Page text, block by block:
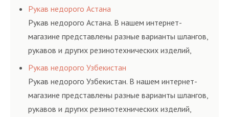
соответствующих ГОСТам, техническим условиям
и нормативам.
Рукав недорого Астана
Рукав недорого Астана. В нашем интернет-
магазине представлены разные варианты шлангов,
рукавов и других резинотехнических изделий,
соответствующих ГОСТам, техническим условиям
и нормативам.
Рукав недорого Узбекистан
Рукав недорого Узбекистан. В нашем интернет-
магазине представлены разные варианты шлангов,
рукавов и других резинотехнических изделий,